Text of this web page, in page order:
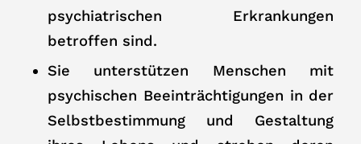
psychiatrischen Erkrankungen
betroffen sind.
Sie unterstützen Menschen mit
psychischen Beeinträchtigungen in der
Selbstbestimmung und Gestaltung